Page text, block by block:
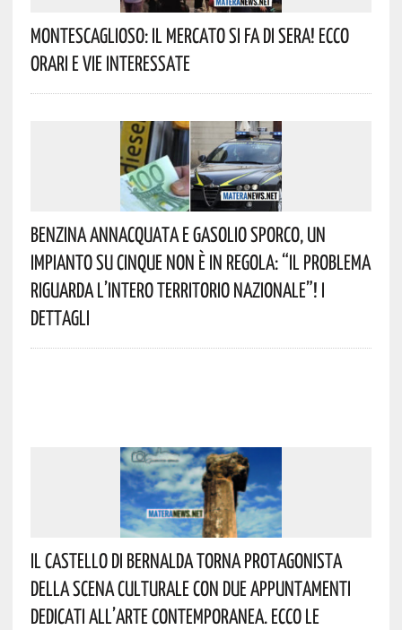
Montescaglioso: Il Mercato Si Fa Di Sera! Ecco
Orari E Vie Interessate
Benzina Annacquata E Gasolio Sporco, Un
Impianto Su Cinque Non È In Regola: “il Problema
Riguarda L’intero Territorio Nazionale”! I
Dettagli
Il Castello Di Bernalda Torna Protagonista
Della Scena Culturale Con Due Appuntamenti
Dedicati All’arte Contemporanea. Ecco Le